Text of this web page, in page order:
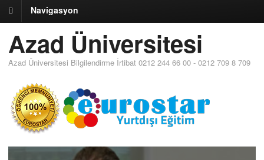
Navigasyon
Azad Üniversitesi
Azad Üniversitesi Bilgilendirme İrtibat 0212 244 66 00 - 0212 709 8 709